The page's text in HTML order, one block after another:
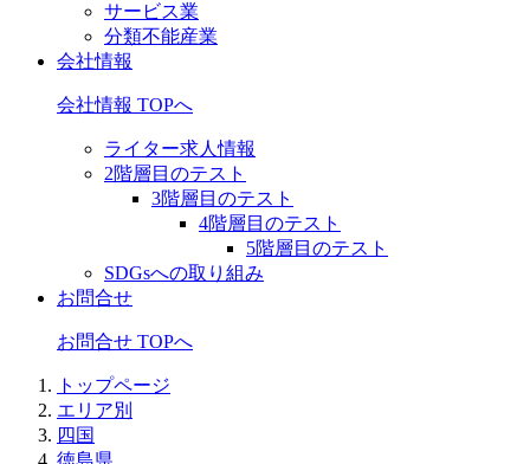
サービス業
分類不能産業
会社情報
会社情報 TOPへ
ライター求人情報
2階層目のテスト
3階層目のテスト
4階層目のテスト
5階層目のテスト
SDGsへの取り組み
お問合せ
お問合せ TOPへ
トップページ
エリア別
四国
徳島県